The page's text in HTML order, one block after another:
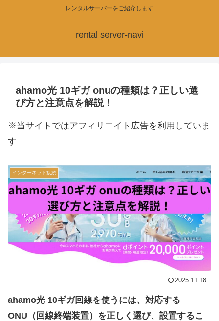
レンタルサーバーをご紹介します
rental server-navi
ahamo光 10ギガ onuの種類は？正しい選
び方と注意点を解説！
※当サイトではアフィリエイト広告を利用していま
す
インターネット接続
2025.11.18
ahamo光 10ギガ回線を使うには、対応する
ONU（回線終端装置）を正しく選び、設置するこ